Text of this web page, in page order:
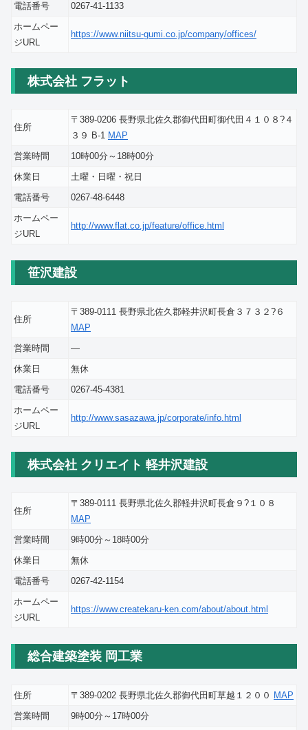
電話番号
0267-41-1133
ホームペー
ジURL
https://www.niitsu-gumi.co.jp/company/offices/
株式会社 フラット
住所
〒389-0206 長野県北佐久郡御代田町御代田４１０８?４
３９ B-1 MAP
営業時間
10時00分～18時00分
休業日
土曜・日曜・祝日
電話番号
0267-48-6448
ホームペー
ジURL
http://www.flat.co.jp/feature/office.html
笹沢建設
住所
〒389-0111 長野県北佐久郡軽井沢町長倉３７３２?６
MAP
営業時間
―
休業日
無休
電話番号
0267-45-4381
ホームペー
ジURL
http://www.sasazawa.jp/corporate/info.html
株式会社 クリエイト 軽井沢建設
住所
〒389-0111 長野県北佐久郡軽井沢町長倉９?１０８
MAP
営業時間
9時00分～18時00分
休業日
無休
電話番号
0267-42-1154
ホームペー
ジURL
https://www.createkaru-ken.com/about/about.html
総合建築塗装 岡工業
住所 〒389-0202 長野県北佐久郡御代田町草越１２００ MAP
営業時間
9時00分～17時00分